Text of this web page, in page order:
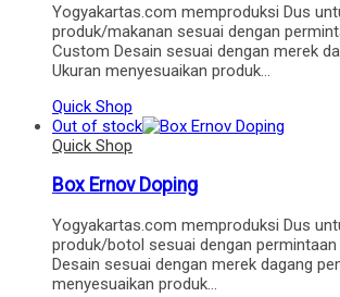
Yogyakartas.com memproduksi Dus
produk/makanan sesuai dengan
Custom Desain sesuai dengan merek
Ukuran menyesuaikan produk…
Quick Shop
Out of stock
Quick Shop
Box Ernov Doping
Yogyakartas.com memproduksi Dus
produk/botol sesuai dengan
Desain sesuai dengan merek dagang
menyesuaikan produk…